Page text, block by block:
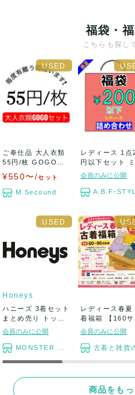
福袋・
こちらも探し
ご奉仕品 大人衣類
55円/枚 GOGOセ
¥550〜/セット
M.Secound
レディース 1点
円以下セット ミ
ス カジュ...
会員のみに公開
A.B.F-
Honeys
ハニーズ 3着セット
まとめ売り トップ
ス ボトム...
会員のみに公開
MONSTER TYM
レディース春夏
着福箱 【160サ
ズ段ボール】...
会員のみに公開
古着と雑貨のスター
商品をも